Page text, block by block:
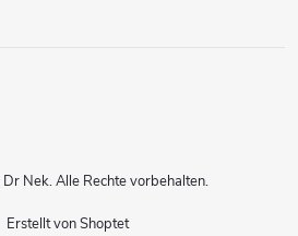
Erstellt von Shoptet
Dr Nek. Alle Rechte vorbehalten.